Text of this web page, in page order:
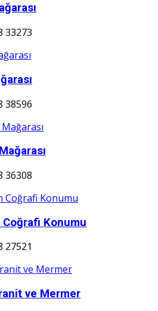
33273
38596
36308
Konumu
27521
ve Mermer